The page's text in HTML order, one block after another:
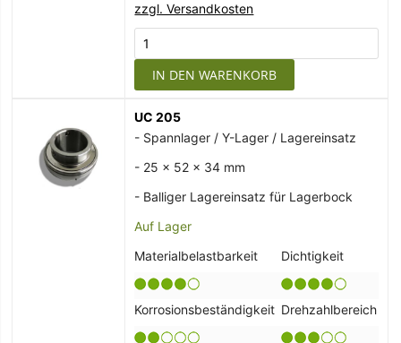
zzgl. Versandkosten
IN DEN WARENKORB
UC 205
- Spannlager / Y-Lager / Lagereinsatz
- 25 x 52 x 34 mm
- Balliger Lagereinsatz für Lagerbock
Auf Lager
Materialbelastbarkeit
Dichtigkeit
Korrosionsbeständigkeit Drehzahlbereich